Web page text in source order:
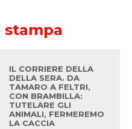
stampa
IL CORRIERE DELLA
DELLA SERA. DA
TAMARO A FELTRI,
CON BRAMBILLA:
TUTELARE GLI
ANIMALI, FERMEREMO
LA CACCIA